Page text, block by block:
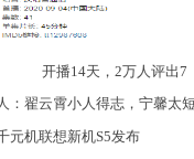
开播14天，2万人评出7
：翟云霄小人得志，宁馨太
元机联想新机S5发布